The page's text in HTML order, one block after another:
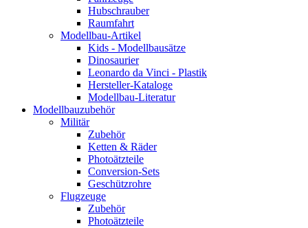
Hubschrauber
Raumfahrt
Modellbau-Artikel
Kids - Modellbausätze
Dinosaurier
Leonardo da Vinci - Plastik
Hersteller-Kataloge
Modellbau-Literatur
Modellbauzubehör
Militär
Zubehör
Ketten & Räder
Photoätzteile
Conversion-Sets
Geschützrohre
Flugzeuge
Zubehör
Photoätzteile